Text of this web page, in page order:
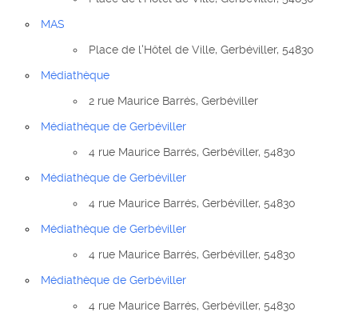
MAS
Place de l'Hôtel de Ville, Gerbéviller, 54830
Médiathèque
2 rue Maurice Barrés, Gerbéviller
Médiathèque de Gerbéviller
4 rue Maurice Barrés, Gerbéviller, 54830
Médiathèque de Gerbéviller
4 rue Maurice Barrés, Gerbéviller, 54830
Médiathèque de Gerbéviller
4 rue Maurice Barrés, Gerbéviller, 54830
Médiathèque de Gerbéviller
4 rue Maurice Barrés, Gerbéviller, 54830